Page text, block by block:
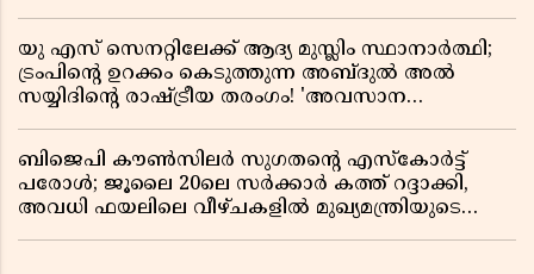
യു എസ് സെനറ്റിലേക്ക് ആദ്യ മുസ്ലിം സ്ഥാനാർത്ഥി;
ട്രംപിന്റെ ഉറക്കം കെടുത്തുന്ന അബ്ദുൽ അൽ
സയ്യിദിന്റെ രാഷ്ട്രീയ തരംഗം! 'അവസാന
ബിജെപി കൗൺസിലർ സുഗതന്റെ എസ്‌കോർട്ട്
പരോൾ; ജൂലൈ 20ലെ സർക്കാർ കത്ത് റദ്ദാക്കി,
അവധി ഫയലിലെ വീഴ്ചകളിൽ മുഖ്യമന്ത്രിയുടെ